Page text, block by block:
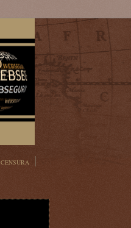
CENSURA